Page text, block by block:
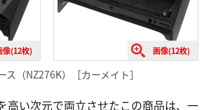
像(12枚) 画像(12枚)
（NZ276K）［カーメイト］
高い次元で両立させたこの商品は、一